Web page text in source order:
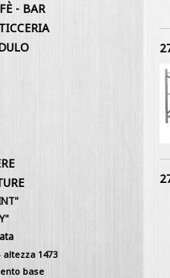
- BAR
altezza 1473
base